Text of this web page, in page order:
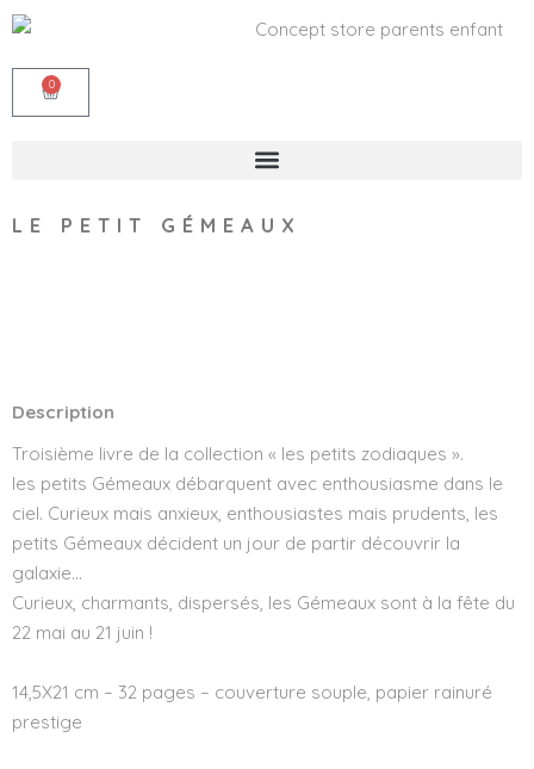
0
LE PETIT GÉMEAUX
Description
Troisième livre de la collection « les petits zodiaques ».
les petits Gémeaux débarquent avec enthousiasme dans le
ciel. Curieux mais anxieux, enthousiastes mais prudents, les
petits Gémeaux décident un jour de partir découvrir la
galaxie…
Curieux, charmants, dispersés, les Gémeaux sont à la fête du
22 mai au 21 juin !
14,5X21 cm – 32 pages – couverture souple, papier rainuré
prestige